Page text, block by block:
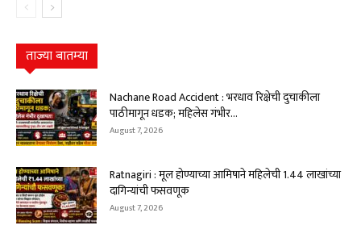
ताज्या बातम्या
Nachane Road Accident : भरधाव रिक्षेची दुचाकीला
पाठीमागून धडक; महिलेस गंभीर...
August 7, 2026
Ratnagiri : मूल होण्याच्या आमिषाने महिलेची ₹1.44 लाखांच्या
दागिन्यांची फसवणूक
August 7, 2026